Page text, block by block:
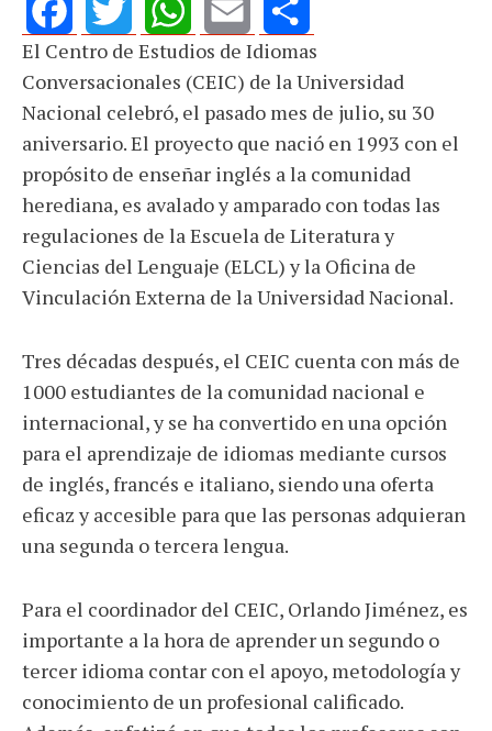
FacebookTwitterWhatsApp
Email Share
El Centro de Estudios de Idiomas
Conversacionales (CEIC) de la Universidad
Nacional celebró, el pasado mes de julio, su 30
aniversario. El proyecto que nació en 1993 con el
propósito de enseñar inglés a la comunidad
herediana, es avalado y amparado con todas las
regulaciones de la Escuela de Literatura y
Ciencias del Lenguaje (ELCL) y la Oficina de
Vinculación Externa de la Universidad Nacional.
Tres décadas después, el CEIC cuenta con más de
1000 estudiantes de la comunidad nacional e
internacional, y se ha convertido en una opción
para el aprendizaje de idiomas mediante cursos
de inglés, francés e italiano, siendo una oferta
eficaz y accesible para que las personas adquieran
una segunda o tercera lengua.
Para el coordinador del CEIC, Orlando Jiménez, es
importante a la hora de aprender un segundo o
tercer idioma contar con el apoyo, metodología y
conocimiento de un profesional calificado.